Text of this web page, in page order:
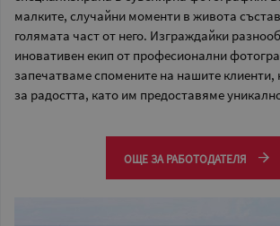
малките, случайни моменти в живота
голямата част от него. Изграждайки
иновативен екип от професионални
запечатваме спомените на нашите
за радостта, като им предоставяме
ОЩЕ ЗА РАБОТОДАТЕЛЯ